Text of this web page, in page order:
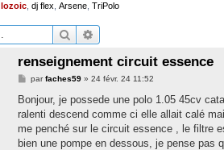
lozoic dj flex Arsene TriPolo
Rechercher
renseignement circuit essence
M
s
a
g
parfaches59» 24 févr. 24 11:52
Bonjour, je possede une polo 1.05 45cv
ralenti descend comme ci elle allait calé
me penché sur le circuit essence , le filtre
bien une pompe en dessous, je pense pas